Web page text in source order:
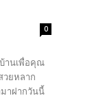
0
านเพื่อคุณ
วยหลาก
าฝากวันนี้